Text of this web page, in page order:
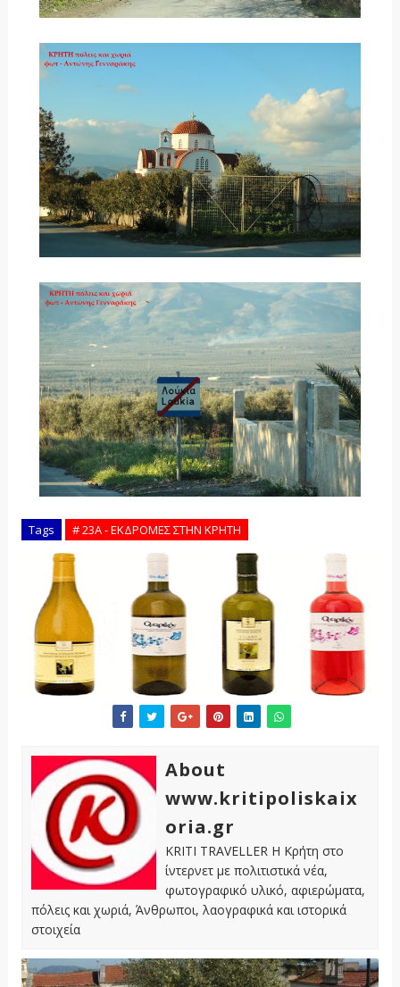
Tags # 23Α - ΕΚΔΡΟΜΕΣ ΣΤΗΝ ΚΡΗΤΗ
About
www.kritipoliskaix
oria.gr
KRITI TRAVELLER Η Κρήτη στο
ίντερνετ με πολιτιστικά νέα,
φωτογραφικό υλικό, αφιερώματα,
πόλεις και χωριά, Άνθρωποι, λαογραφικά και ιστορικά
στοιχεία